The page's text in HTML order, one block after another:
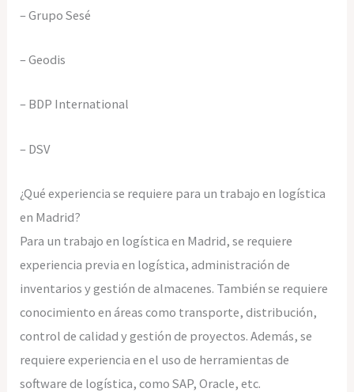
– Grupo Sesé
– Geodis
– BDP International
– DSV
¿Qué experiencia se requiere para un trabajo en logística
en Madrid?
Para un trabajo en logística en Madrid, se requiere
experiencia previa en logística, administración de
inventarios y gestión de almacenes. También se requiere
conocimiento en áreas como transporte, distribución,
control de calidad y gestión de proyectos. Además, se
requiere experiencia en el uso de herramientas de
software de logística, como SAP, Oracle, etc.